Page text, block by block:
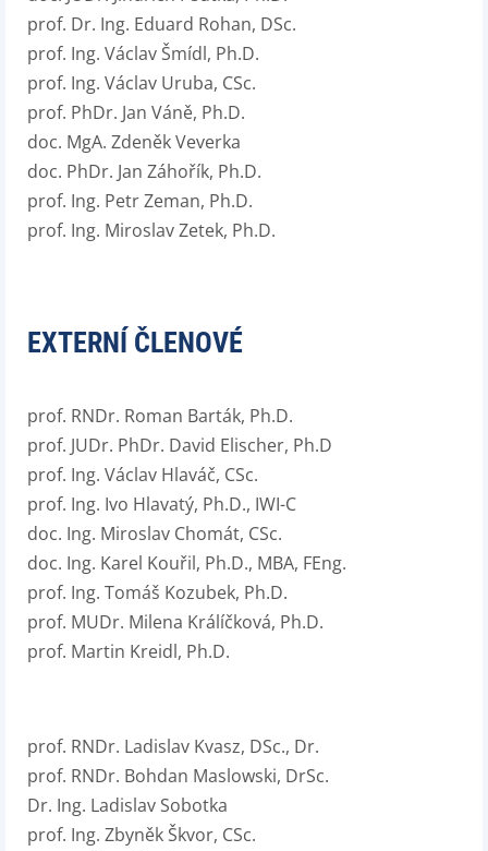
prof. Dr. Ing. Eduard Rohan, DSc.
prof. Ing. Václav Šmídl, Ph.D.
prof. Ing. Václav Uruba, CSc.
prof. PhDr. Jan Váně, Ph.D.
doc. MgA. Zdeněk Veverka
doc. PhDr. Jan Záhořík, Ph.D.
prof. Ing. Petr Zeman, Ph.D.
prof. Ing. Miroslav Zetek, Ph.D.
EXTERNÍ ČLENOVÉ
prof. RNDr. Roman Barták, Ph.D.
prof. JUDr. PhDr. David Elischer, Ph.D
prof. Ing. Václav Hlaváč, CSc.
prof. Ing. Ivo Hlavatý, Ph.D., IWI-C
doc. Ing. Miroslav Chomát, CSc.
doc. Ing. Karel Kouřil, Ph.D., MBA, FEng.
prof. Ing. Tomáš Kozubek, Ph.D.
prof. MUDr. Milena Králíčková, Ph.D.
prof. Martin Kreidl, Ph.D.
prof. RNDr. Ladislav Kvasz, DSc., Dr.
prof. RNDr. Bohdan Maslowski, DrSc.
Dr. Ing. Ladislav Sobotka
prof. Ing. Zbyněk Škvor, CSc.